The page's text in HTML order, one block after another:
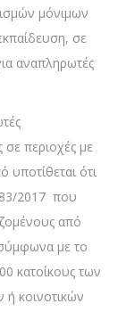
μόνιμων
σε
αναπληρωτές
περιοχές με
υποτίθεται ότι
2017 που
από
με το
κατοίκους των
κοινοτικών